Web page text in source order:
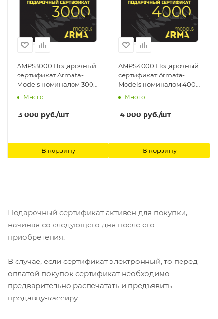
AMPS3000 Подарочный
сертификат Armata-
Models номиналом 3000
рублей Arma Models
Много
3 000 руб./шт
В корзину
AMPS4000 Подарочный
сертификат Armata-
Models номиналом 4000
рублей Arma Models
Много
4 000 руб./шт
В корзину
Подарочный сертификат активен для покупки,
начиная со следующего дня после его
приобретения.
В случае, если сертификат электронный, то перед
оплатой покупок сертификат необходимо
предварительно распечатать и предъявить
продавцу-кассиру.